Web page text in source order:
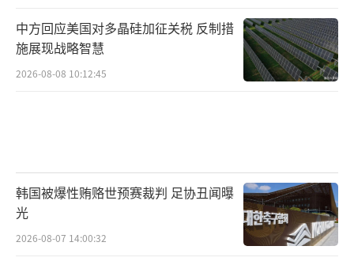
中方回应美国对多晶硅加征关税 反制措
施展现战略智慧
2026-08-08 10:12:45
韩国被爆性贿赂世预赛裁判 足协丑闻曝
光
2026-08-07 14:00:32